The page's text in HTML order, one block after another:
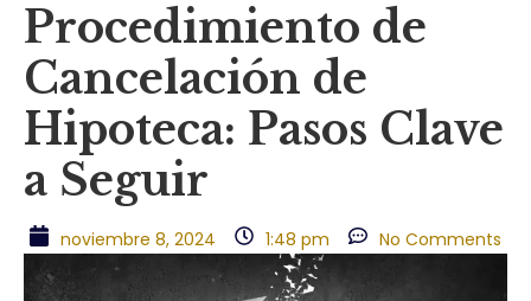
Procedimiento de
Cancelación de
Hipoteca: Pasos Clave
a Seguir
noviembre 8, 2024 1:48 pm No Comments